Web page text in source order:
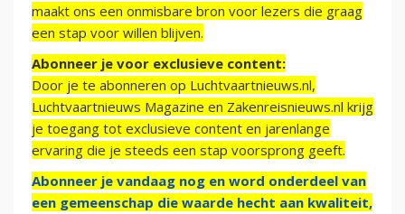
maakt ons een onmisbare bron voor lezers die graag
een stap voor willen blijven.
Abonneer je voor exclusieve content:
Door je te abonneren op Luchtvaartnieuws.nl,
Luchtvaartnieuws Magazine en Zakenreisnieuws.nl krijg
je toegang tot exclusieve content en jarenlange
ervaring die je steeds een stap voorsprong geeft.
Abonneer je vandaag nog en word onderdeel van
een gemeenschap die waarde hecht aan kwaliteit,